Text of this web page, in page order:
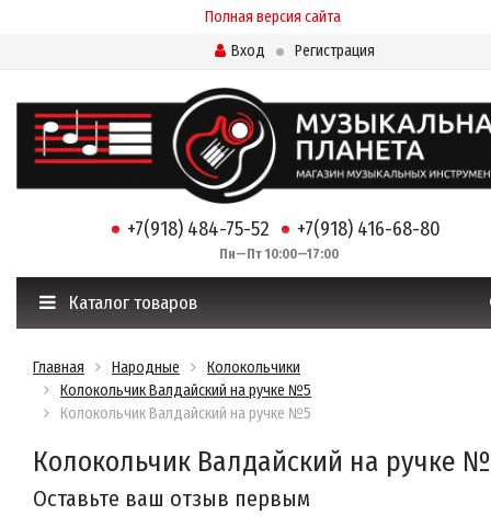
Полная версия сайта
Вход
Регистрация
+7(918) 484-75-52 +7(918) 416-68-80
Пн—Пт 10:00—17:00
Каталог товаров
Главная Народные
Колокольчики
Колокольчик Валдайский на ручке №5
Колокольчик Валдайский на ручке №5
Колокольчик Валдайский на ручке
Оставьте ваш отзыв первым